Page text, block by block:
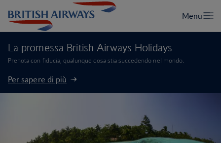
La promessa British Airways Holidays
Prenota con fiducia, qualunque cosa stia succedendo nel mondo.
Per sapere di più